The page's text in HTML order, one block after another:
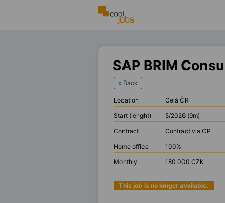
SAP BRIM
« Back
Location
Celá ČR
Start (lenght)
5/2026 (9m)
Contract
Contract via CP
Home office
100%
Monthly
180 000 CZK
This job is no longer available.